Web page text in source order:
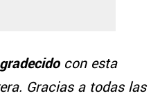
con esta
Gracias a todas las